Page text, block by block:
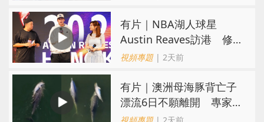
有片｜NBA湖人球星
Austin Reaves訪港 修
頓與青少年交流球技
視頻專題| 2天前
有片｜澳洲母海豚背亡子
漂流6日不願離開 專家：
極度悲傷下的哀悼行為